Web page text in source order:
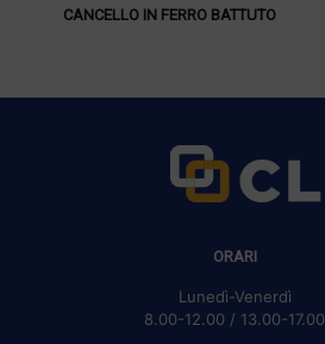
CANCELLO IN FERRO BATTUTO
ORARI
Lunedì-Venerdì
8.00-12.00 / 13.00-17.00